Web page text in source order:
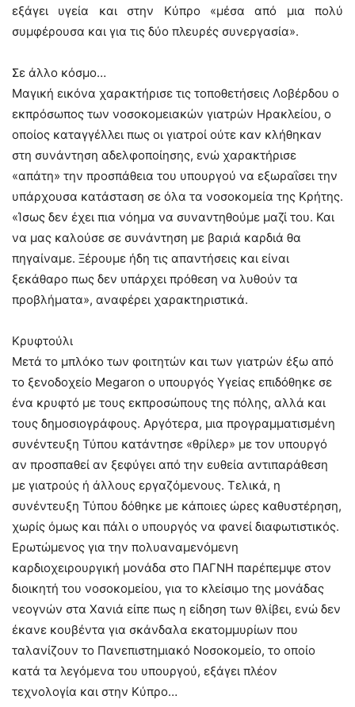
εξάγει υγεία και στην Κύπρο «μέσα από μια πολύ
συμφέρουσα και για τις δύο πλευρές συνεργασία».
Σε άλλο κόσμο…
Μαγική εικόνα χαρακτήρισε τις τοποθετήσεις Λοβέρδου ο
εκπρόσωπος των νοσοκομειακών γιατρών Ηρακλείου, ο
οποίος καταγγέλλει πως οι γιατροί ούτε καν κλήθηκαν
στη συνάντηση αδελφοποίησης, ενώ χαρακτήρισε
«απάτη» την προσπάθεια του υπουργού να εξωραΐσει την
υπάρχουσα κατάσταση σε όλα τα νοσοκομεία της Κρήτης.
«Ίσως δεν έχει πια νόημα να συναντηθούμε μαζί του. Και
να μας καλούσε σε συνάντηση με βαριά καρδιά θα
πηγαίναμε. Ξέρουμε ήδη τις απαντήσεις και είναι
ξεκάθαρο πως δεν υπάρχει πρόθεση να λυθούν τα
προβλήματα», αναφέρει χαρακτηριστικά.
Κρυφτούλι
Μετά το μπλόκο των φοιτητών και των γιατρών έξω από
το ξενοδοχείο Megaron ο υπουργός Υγείας επιδόθηκε σε
ένα κρυφτό με τους εκπροσώπους της πόλης, αλλά και
τους δημοσιογράφους. Αργότερα, μια προγραμματισμένη
συνέντευξη Τύπου κατάντησε «θρίλερ» με τον υπουργό
αν προσπαθεί αν ξεφύγει από την ευθεία αντιπαράθεση
με γιατρούς ή άλλους εργαζόμενους. Τελικά, η
συνέντευξη Τύπου δόθηκε με κάποιες ώρες καθυστέρηση,
χωρίς όμως και πάλι ο υπουργός να φανεί διαφωτιστικός.
Ερωτώμενος για την πολυαναμενόμενη
καρδιοχειρουργική μονάδα στο ΠΑΓΝΗ παρέπεμψε στον
διοικητή του νοσοκομείου, για το κλείσιμο της μονάδας
νεογνών στα Χανιά είπε πως η είδηση των θλίβει, ενώ δεν
έκανε κουβέντα για σκάνδαλα εκατομμυρίων που
ταλανίζουν το Πανεπιστημιακό Νοσοκομείο, το οποίο
κατά τα λεγόμενα του υπουργού, εξάγει πλέον
τεχνολογία και στην Κύπρο…